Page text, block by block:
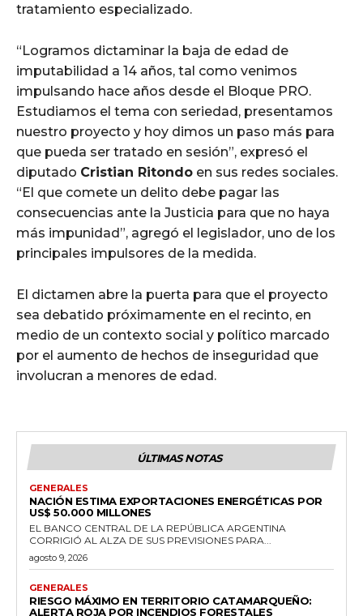
tratamiento especializado.
“Logramos dictaminar la baja de edad de
imputabilidad a 14 años, tal como venimos
impulsando hace años desde el Bloque PRO.
Estudiamos el tema con seriedad, presentamos
nuestro proyecto y hoy dimos un paso más para
que pueda ser tratado en sesión”, expresó el
diputado Cristian Ritondo en sus redes sociales.
“El que comete un delito debe pagar las
consecuencias ante la Justicia para que no haya
más impunidad”, agregó el legislador, uno de los
principales impulsores de la medida.
El dictamen abre la puerta para que el proyecto
sea debatido próximamente en el recinto, en
medio de un contexto social y político marcado
por el aumento de hechos de inseguridad que
involucran a menores de edad.
ÚLTIMAS NOTAS
GENERALES
NACIÓN ESTIMA EXPORTACIONES ENERGÉTICAS POR
US$ 50.000 MILLONES
EL BANCO CENTRAL DE LA REPÚBLICA ARGENTINA
CORRIGIÓ AL ALZA DE SUS PREVISIONES PARA...
agosto 9, 2026
GENERALES
RIESGO MÁXIMO EN TERRITORIO CATAMARQUEÑO:
ALERTA ROJA POR INCENDIOS FORESTALES